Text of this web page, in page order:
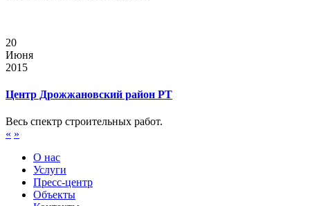
20
Июня
2015
Центр Дрожжановский район РТ
Весь спектр строительных работ.
« »
О нас
Услуги
Пресс-центр
Объекты